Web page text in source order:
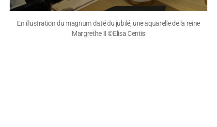
En illustration du magnum daté du jubilé, une aquarelle de la reine
Margrethe II ©Elisa Centis